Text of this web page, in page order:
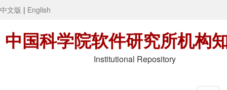
中文版 | English
中国科学院软件研究所机构
Institutional Repository